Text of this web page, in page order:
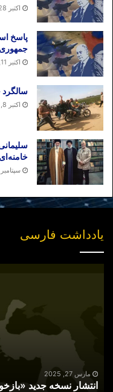
اکتبر 28, 2024
پاسخ
اکتبر 11, 2024
سالگرد
اکتبر 8, 2024
خامنه‌ای
سپتامبر 30, 2024
یادداشت فارسی
آمازونمارس 27, 2025
انتشار نسخه جدید